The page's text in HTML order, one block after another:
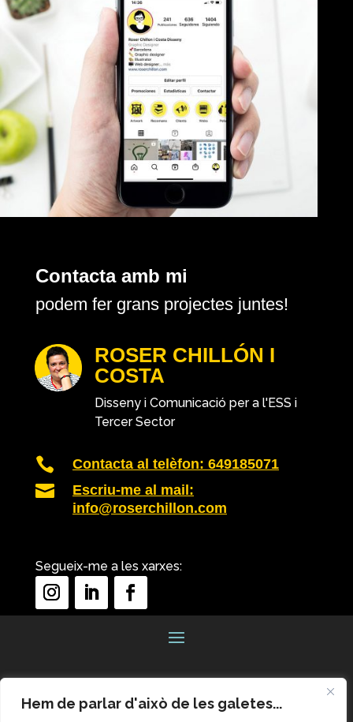
Hem de parlar d'això de les galetes...
Contacta amb mi
podem fer grans projectes juntes!
ROSER CHILLÓN I
COSTA
Disseny i Comunicació per a l'ESS i
Tercer Sector
 Contacta al telèfon: 649185071

Escriu-me al mail:
info@roserchillon.com
Segueix-me a les xarxes: